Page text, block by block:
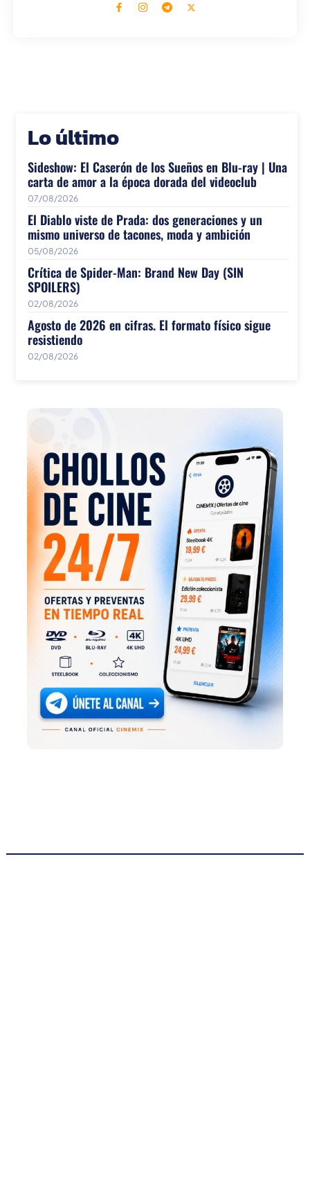
Lo último
Sideshow: El Caserón de los Sueños en Blu-ray | Una
carta de amor a la época dorada del videoclub
07/08/2026
El Diablo viste de Prada: dos generaciones y un
mismo universo de tacones, moda y ambición
05/08/2026
Crítica de Spider-Man: Brand New Day (SIN
SPOILERS)
02/08/2026
Agosto de 2026 en cifras. El formato físico sigue
resistiendo
02/08/2026